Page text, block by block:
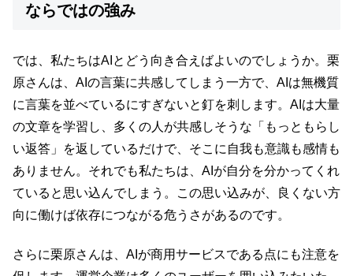
ならではの強み
では、私たちはAIとどう向き合えばよいのでしょうか。栗
原さんは、AIの言葉に共感してしまう一方で、AIは無機質
に言葉を並べているにすぎないと釘を刺します。AIは大量
の文章を学習し、多くの人が共感しそうな「もっともらし
い返答」を返しているだけで、そこに自我も意識も感情も
ありません。それでも私たちは、AIが自分を分かってくれ
ていると思い込んでしまう。この思い込みが、良くない方
向に働けば依存につながる危うさがあるのです。
さらに栗原さんは、AIが商用サービスである点にも注意を